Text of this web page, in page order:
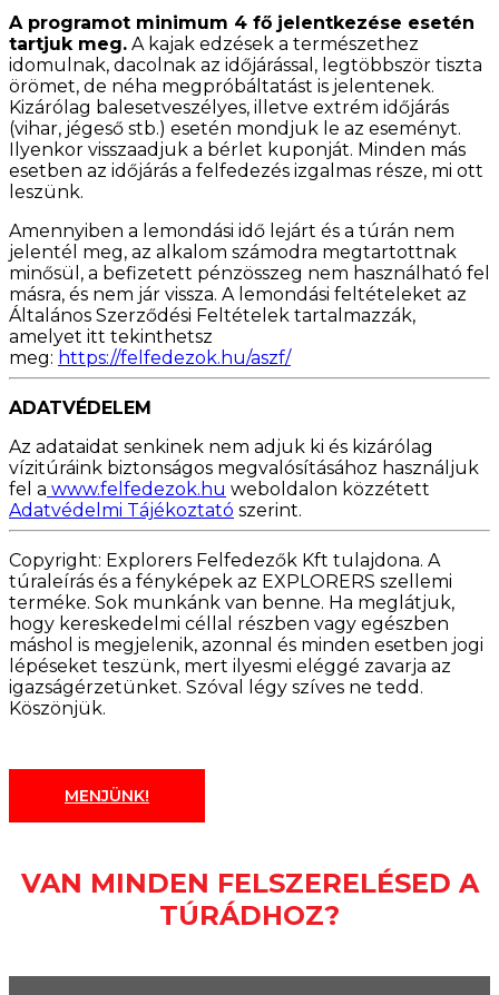
A programot minimum 4 fő jelentkezése esetén
tartjuk meg. A kajak edzések a természethez
idomulnak, dacolnak az időjárással, legtöbbször tiszta
örömet, de néha megpróbáltatást is jelentenek.
Kizárólag balesetveszélyes, illetve extrém időjárás
(vihar, jégeső stb.) esetén mondjuk le az eseményt.
Ilyenkor visszaadjuk a bérlet kuponját. Minden más
esetben az időjárás a felfedezés izgalmas része, mi ott
leszünk.
Amennyiben a lemondási idő lejárt és a túrán nem
jelentél meg, az alkalom számodra megtartottnak
minősül, a befizetett pénzösszeg nem használható fel
másra, és nem jár vissza. A lemondási feltételeket az
Általános Szerződési Feltételek tartalmazzák,
amelyet itt tekinthetsz
meg: https://felfedezok.hu/aszf/
ADATVÉDELEM
Az adataidat senkinek nem adjuk ki és kizárólag
vízitúráink biztonságos megvalósításához használjuk
fel a www.felfedezok.hu weboldalon közzétett
Adatvédelmi Tájékoztató szerint.
Copyright: Explorers Felfedezők Kft tulajdona. A
túraleírás és a fényképek az EXPLORERS szellemi
terméke. Sok munkánk van benne. Ha meglátjuk,
hogy kereskedelmi céllal részben vagy egészben
máshol is megjelenik, azonnal és minden esetben jogi
lépéseket teszünk, mert ilyesmi eléggé zavarja az
igazságérzetünket. Szóval légy szíves ne tedd.
Köszönjük.
MENJÜNK!
VAN MINDEN FELSZERELÉSED A
TÚRÁDHOZ?